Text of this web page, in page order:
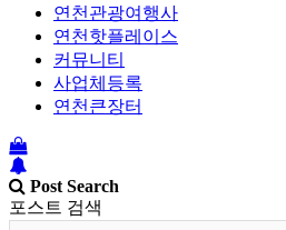
연천관광여행사
연천핫플레이스
커뮤니티
사업체등록
연천큰장터
Post Search
포스트 검색